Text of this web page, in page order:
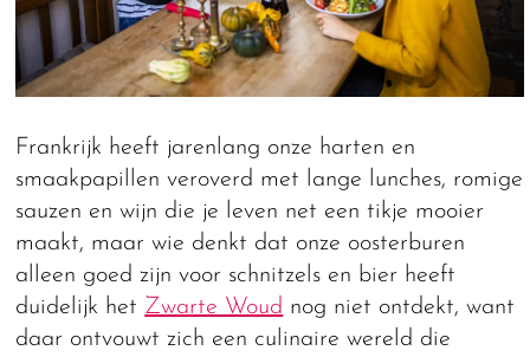
Frankrijk heeft jarenlang onze harten en
smaakpapillen veroverd met lange lunches, romige
sauzen en wijn die je leven net een tikje mooier
maakt, maar wie denkt dat onze oosterburen
alleen goed zijn voor schnitzels en bier heeft
duidelijk het Zwarte Woud nog niet ontdekt, want
daar ontvouwt zich een culinaire wereld die